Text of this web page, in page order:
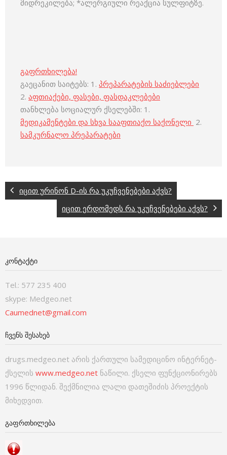
მიდრეკილება; *ალერგიული რეაქცია სულფიტზე.
გაფრთხილება!
გაეცანით საიტებს: 1. პრეპარატების საძიებლები
2. აფთიაქები, ფასები, ფასდაკლებები
თანხლება სოციალურ ქსელებში: 1.
მედიკამენტები და სხვა სააფთიაქო საქონელი 2.
სამკურნალო პრეპარატები
იცით ურინონ D-ის რა უკუჩვენებები აქვს?
იცით ერდომედს რა უკუჩვენებები აქვს?
ᲙᲝᲜᲢᲐᲥᲢᲘ
Tel.: 577 235 400
skype: Medgeo.net
Caumednet@gmail.com
ᲩᲕᲔᲜᲡ ᲨᲔᲡᲐᲮᲔᲑ
drugs.medgeo.net არის ქართული სამედიცინო ინტერნეტ-
ქსელის www.medgeo.net ნაწილი. ქსელი ფუნქციონირებს
1996 წლიდან. შექმნილია ლალი დათეშიძის პროექტის
მიხედვით.
ᲒᲐᲤᲠᲗᲮᲘᲚᲔᲑᲐ